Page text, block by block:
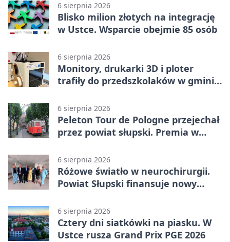
6 sierpnia 2026
Blisko milion złotych na integrację
w Ustce. Wsparcie obejmie 85 osób
6 sierpnia 2026
Monitory, drukarki 3D i ploter
trafiły do przedszkolaków w gminie
6 sierpnia 2026
Peleton Tour de Pologne przejechał
przez powiat słupski. Premia w
6 sierpnia 2026
Różowe światło w neurochirurgii.
Powiat Słupski finansuje nowy
6 sierpnia 2026
Cztery dni siatkówki na piasku. W
Ustce rusza Grand Prix PGE 2026